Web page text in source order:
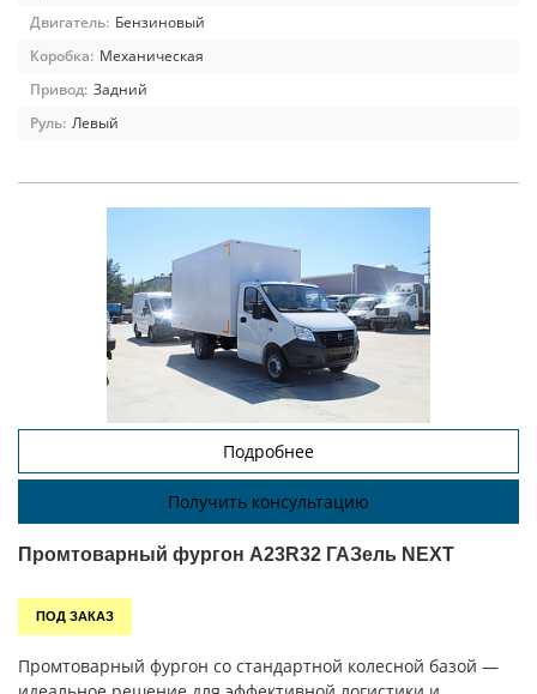
Двигатель: Бензиновый
Коробка: Механическая
Привод: Задний
Руль: Левый
Подробнее
Получить консультацию
Промтоварный фургон A23R32 ГАЗель NEXT
ПОД ЗАКАЗ
Промтоварный фургон со стандартной колесной базой —